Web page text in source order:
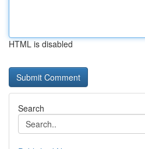
HTML is disabled
Search